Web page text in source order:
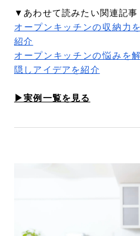
▼あわせて読みたい関連記事
オープンキッチンの収納力
紹介
オープンキッチンの悩みを
隠しアイデアを紹介
▶︎実例一覧を見る